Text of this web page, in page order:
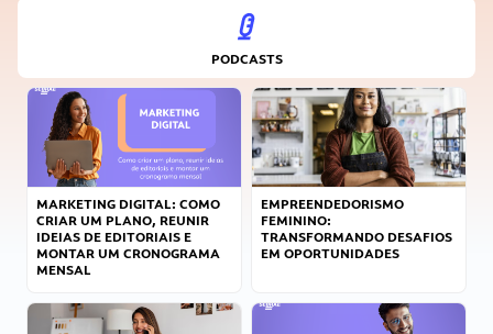
PODCASTS
MARKETING DIGITAL: COMO
CRIAR UM PLANO, REUNIR
IDEIAS DE EDITORIAIS E
MONTAR UM CRONOGRAMA
MENSAL
EMPREENDEDORISMO
FEMININO:
TRANSFORMANDO DESAFIOS
EM OPORTUNIDADES